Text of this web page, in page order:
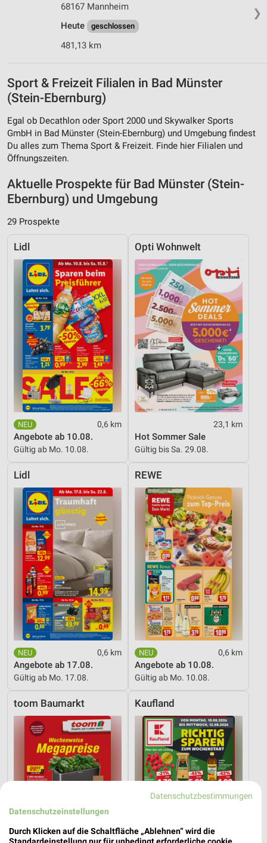
❯
68167 Mannheim
Heute
geschlossen
481,13 km
Sport & Freizeit Filialen in Bad Münster
(Stein-Ebernburg)
Egal ob Decathlon oder Sport 2000 und Skywalker Sports
GmbH in Bad Münster (Stein-Ebernburg) und Umgebung findest
Du alles zum Thema Sport & Freizeit. Finde hier Filialen und
Öffnungszeiten.
Aktuelle Prospekte für Bad Münster (Stein-
Ebernburg) und Umgebung
29 Prospekte
Lidl
0,6 km
Angebote ab 10.08.
Gültig ab Mo. 10.08.
Opti Wohnwelt
23,1 km
Hot Sommer Sale
Gültig bis Sa. 29.08.
Lidl
0,6 km
Angebote ab 17.08.
Gültig ab Mo. 17.08.
REWE
0,6 km
Angebote ab 10.08.
Gültig ab Mo. 10.08.
toom Baumarkt Kaufland
Datenschutzbestimmungen
Datenschutzeinstellungen
Durch Klicken auf die Schaltfläche „Ablehnen“ wird die
Standardeinstellung nur für unbedingt erforderliche cookie